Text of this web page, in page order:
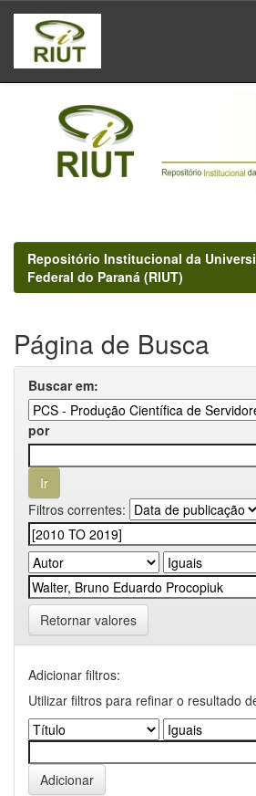
Skip
navigation
Repositório Institucional da
Federal do Paraná (RIUT)
Página de Busca
Buscar em:
por
Filtros correntes:
Retornar valores
Adicionar filtros:
Utilizar filtros para refinar o resultado